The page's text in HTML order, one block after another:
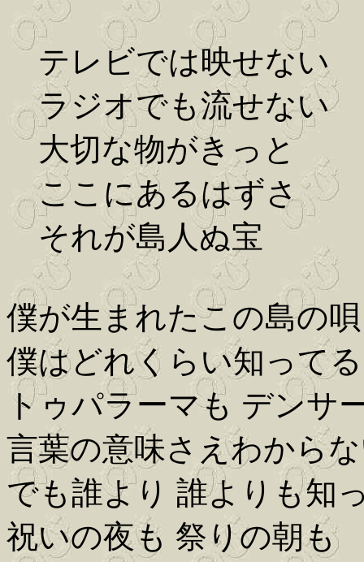
テレビでは映せない
ラジオでも流せない
大切な物がきっと
ここにあるはずさ
それが島人ぬ宝
僕が生まれたこの島の
僕はどれくらい知って
トゥパラーマも デンサ
言葉の意味さえわから
でも誰より 誰よりも知
祝いの夜も 祭りの朝も